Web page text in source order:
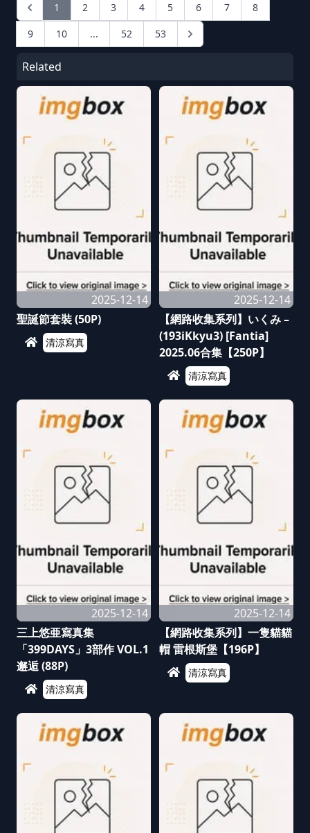
1 2 3 4 5 6 7
8
9
10 ... 52 53
Related
2025-12-14
聖誕節套裝 (50P)
清涼寫真
2025-12-14
【網路收集系列】いくみ –
(193iKkyu3) [Fantia]
2025.06合集【250P】
清涼寫真
2025-12-14
三上悠亜寫真集
「399DAYS」3部作 VOL.1
邂逅 (88P)
清涼寫真
2025-12-14
【網路收集系列】一隻貓貓
帽 雷根斯堡【196P】
清涼寫真